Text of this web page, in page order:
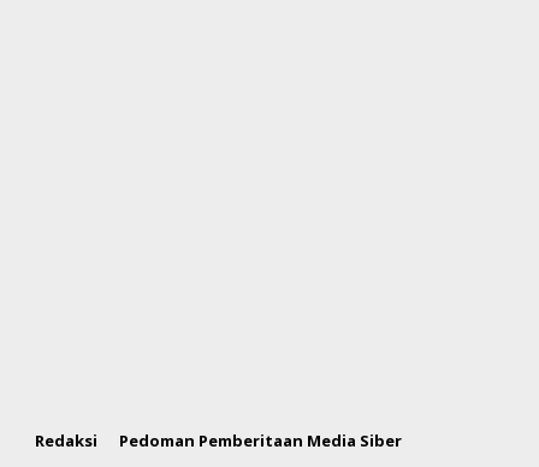
Redaksi Pedoman Pemberitaan Media Siber